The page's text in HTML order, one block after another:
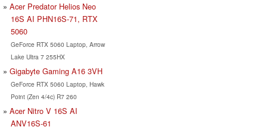
Acer Predator Helios Neo
16S AI PHN16S-71, RTX
5060
GeForce RTX 5060 Laptop, Arrow
Lake Ultra 7 255HX
Gigabyte Gaming A16 3VH
GeForce RTX 5060 Laptop, Hawk
Point (Zen 4/4c) R7 260
Acer Nitro V 16S AI
ANV16S-61